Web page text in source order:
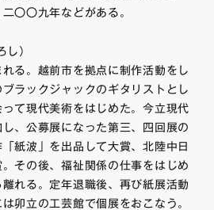
〇〇九年などがある。
し）
る。越前市を拠点に制作活動をし
ラックジャックのギタリストとし
て現代美術をはじめた。今立現代
、公募展になった第三、四回展の
紙波」を出品して大賞、北陸中日
その後、福祉関係の仕事をはじめ
れる。定年退職後、再び紙展活動
卯立の工芸館で個展をおこなう。